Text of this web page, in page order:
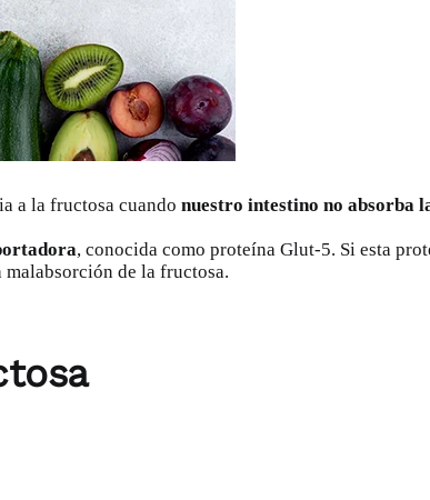
a la fructosa cuando nuestro intestino no absorba
, conocida como proteína Glut-5. Si esta
de la fructosa.